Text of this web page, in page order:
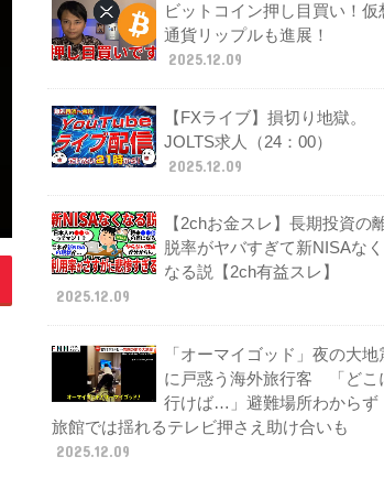
ビットコイン押し目買い！仮
通貨リップルも進展！
2025.12.09
【FXライブ】損切り地獄。
JOLTS求人（24：00）
2025.12.09
【2chお金スレ】長期投資の
脱率がヤバすぎて新NISAなく
なる説【2ch有益スレ】
2025.12.09
「オーマイゴッド」夜の大地
に戸惑う海外旅行客 「どこ
行けば…」避難場所わから
旅館では揺れるテレビ押さえ助け合いも
2025.12.09